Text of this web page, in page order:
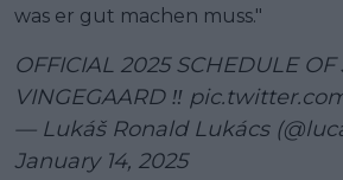
was er gut machen muss."
OFFICIAL 2025 SCHEDULE OF
VINGEGAARD ‼️
— Lukáš Ronald Lukács
January 14, 2025